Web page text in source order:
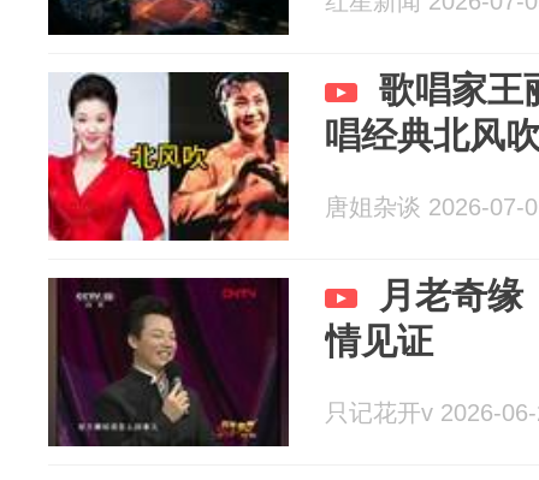
歌唱家王
唱经典北风
唐姐杂谈 2026-07-
月老奇缘
情见证
只记花开v 2026-